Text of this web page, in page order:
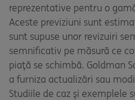
reprezentative pentru o
Aceste previziuni sunt
sunt supuse unor revizuiri
semnificativ pe măsură ce
piață se schimbă. Goldman
a furniza actualizări sau
Studiile de caz și exemplele